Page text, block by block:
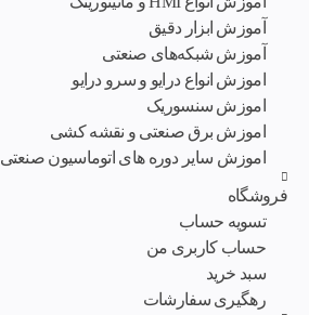
آموزش ابزار دقیق
آموزش شبکه‌های صنعتی
اموزش انواع درایو و سرو درایو
اموزش سنسوریک
اموزش برق صنعتی و نقشه کشی
اموزش سایر دوره های اتوماسیون صنعتی
فروشگاه
تسویه حساب
حساب کاربری من
سبد خرید
رهگیری سفارشات